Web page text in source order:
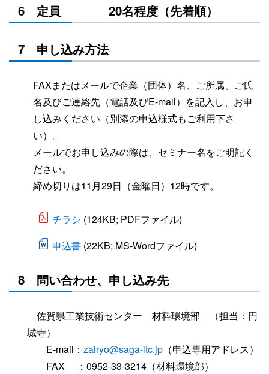
6 定員 20名程度（先着順）
7 申し込み方法
FAXまたはメールで企業（団体）名、ご所属、ご氏
名及びご連絡先（電話及びE-mail）を記入し、お申
し込みください（別添の申込様式もご利用下さ
い）。
メールでお申し込みの際は、セミナー名をご明記く
ださい。
締め切りは11月29日（金曜日）12時です。
チラシ (124KB; PDFファイル)
申込書 (22KB; MS-Wordファイル)
8 問い合わせ、申し込み先
佐賀県工業技術センター 材料環境部 （担当：円
城寺）
E-mail： zairyo@saga-itc.jp （申込専用アドレス）
FAX ：0952-33-3214（材料環境部）